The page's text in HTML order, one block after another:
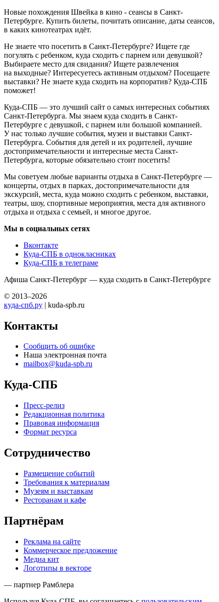
Новые похождения Швейка в кино - сеансы в Санкт-
Петербурге. Купить билеты, почитать описание, даты сеансов,
в каких кинотеатрах идёт.
Не знаете что посетить в Санкт-Петербурге? Ищете где
погулять с ребенком, куда сходить с парнем или девушкой?
Выбираете место для свидания? Ищете развлечения
на выходные? Интересуетесь активным отдыхом? Посещаете
выставки? Не знаете куда сходить на корпоратив? Куда-СПБ
поможет!
Куда-СПБ — это лучший сайт о самых интересных событиях
Санкт-Петербурга. Мы знаем куда сходить в Санкт-
Петербурге с девушкой, с парнем или большой компанией.
У нас только лучшие события, музеи и выставки Санкт-
Петербурга. События для детей и их родителей, лучшие
достопримечательности и интересные места Санкт-
Петербурга, которые обязательно стоит посетить!
Мы советуем любые варианты отдыха в Санкт-Петербурге —
концерты, отдых в парках, достопримечательности для
экскурсий, места, куда можно сходить с ребенком, выставки,
театры, шоу, спортивные мероприятия, места для активного
отдыха и отдыха с семьей, и многое другое.
Мы в социальных сетях
Вконтакте
Куда-СПБ в однокласниках
Куда-СПБ в телеграме
Афиша Санкт-Петербург — куда сходить в Санкт-Петербурге
© 2013–2026
куда-спб.ру | kuda-spb.ru
Контакты
Сообщить об ошибке
Наша электронная почта
mailbox@kuda-spb.ru
Куда-СПБ
Пресс-релиз
Редакционная политика
Правовая информация
Формат ресурса
Сотрудничество
Размещение событий
Требования к материалам
Музеям и выставкам
Ресторанам и кафе
Партнёрам
Реклама на сайте
Коммерческое предложение
Медиа кит
Логотипы в векторе
— партнер Рамблера